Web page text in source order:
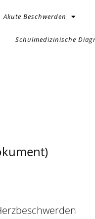
Akute Beschwerden
Schulmedizinische